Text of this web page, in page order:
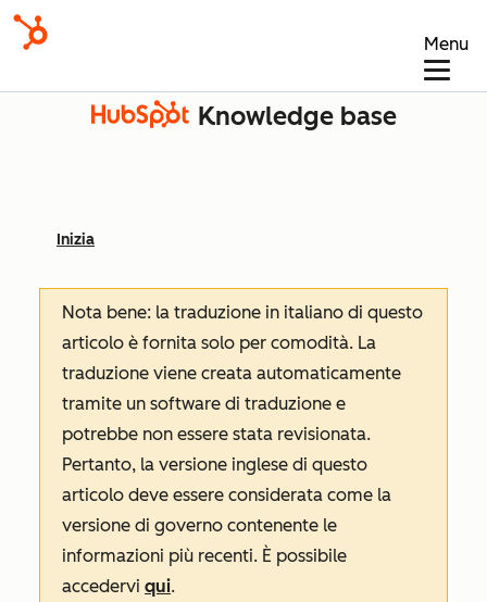
Menu
Knowledge base
Inizia
Nota bene: la traduzione in italiano di questo
articolo è fornita solo per comodità. La
traduzione viene creata automaticamente
tramite un software di traduzione e
potrebbe non essere stata revisionata.
Pertanto, la versione inglese di questo
articolo deve essere considerata come la
versione di governo contenente le
informazioni più recenti. È possibile
accedervi qui.